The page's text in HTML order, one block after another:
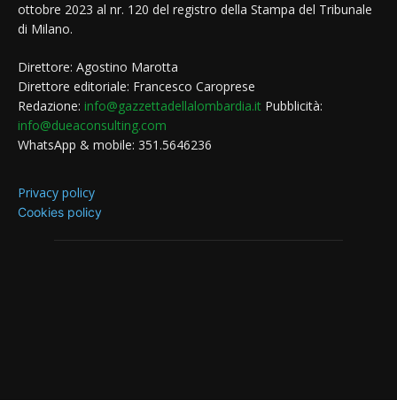
ottobre 2023 al nr. 120 del registro della Stampa del Tribunale
di Milano.
Direttore: Agostino Marotta
Direttore editoriale: Francesco Caroprese
Redazione: info@gazzettadellalombardia.it Pubblicità:
info@dueaconsulting.com
WhatsApp & mobile: 351.5646236
Privacy policy
Cookies policy